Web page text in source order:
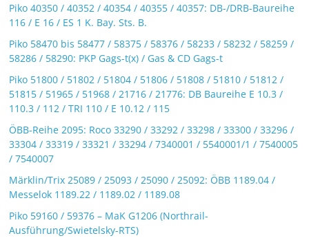
Piko 40350 / 40352 / 40354 / 40355 / 40357: DB-/DRB-Baureihe
116 / E 16 / ES 1 K. Bay. Sts. B.
Piko 58470 bis 58477 / 58375 / 58376 / 58233 / 58232 / 58259 /
58286 / 58290: PKP Gags-t(x) / Gas & CD Gags-t
Piko 51800 / 51802 / 51804 / 51806 / 51808 / 51810 / 51812 /
51815 / 51965 / 51968 / 21716 / 21776: DB Baureihe E 10.3 /
110.3 / 112 / TRI 110 / E 10.12 / 115
ÖBB-Reihe 2095: Roco 33290 / 33292 / 33298 / 33300 / 33296 /
33304 / 33319 / 33321 / 33294 / 7340001 / 5540001/1 / 7540005
/ 7540007
Märklin/Trix 25089 / 25093 / 25090 / 25092: ÖBB 1189.04 /
Messelok 1189.22 / 1189.02 / 1189.08
Piko 59160 / 59376 – MaK G1206 (Northrail-
Ausführung/Swietelsky-RTS)